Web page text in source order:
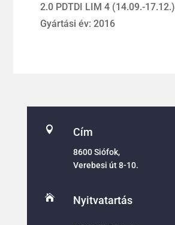
2.0 PDTDI LIM 4 (14.09.-17.12.)
Gyártási év: 2016
 Cím
8600 Siófok,
Verebesi út 8-10.
 Nyitvatartás